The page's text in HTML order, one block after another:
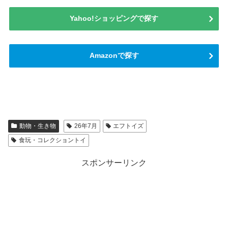
Yahoo!ショッピングで探す
Amazonで探す
動物・生き物 26年7月
エフトイズ
食玩・コレクショントイ
スポンサーリンク